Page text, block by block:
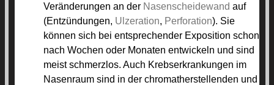
Veränderungen an der Nasenscheidewand auf
(Entzündungen, Ulzeration, Perforation). Sie
können sich bei entsprechender Exposition schon
nach Wochen oder Monaten entwickeln und sind
meist schmerzlos. Auch Krebserkrankungen im
Nasenraum sind in der chromatherstellenden und